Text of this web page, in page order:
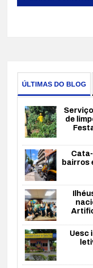
ÚLTIMAS DO BLOG
de
bairros
Uesc